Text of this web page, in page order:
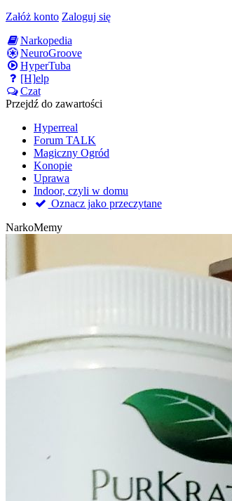
Załóż konto Zaloguj się
Narkopedia
NeuroGroove
HyperTuba
[H]elp
Czat
Przejdź do zawartości
Hyperreal
Forum TALK
Magiczny Ogród
Konopie
Uprawa
Indoor, czyli w domu
Oznacz jako przeczytane
NarkoMemy